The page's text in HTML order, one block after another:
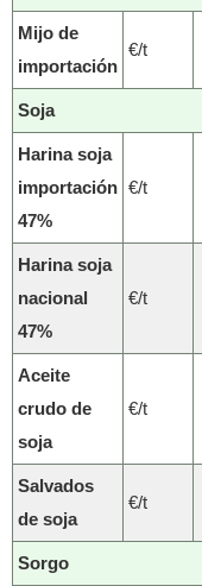
Mijo de
importación
€/t
Soja
Harina soja
importación
47%
€/t
Harina soja
nacional
47%
€/t
Aceite
crudo de
soja
€/t
Salvados
de soja
€/t
Sorgo